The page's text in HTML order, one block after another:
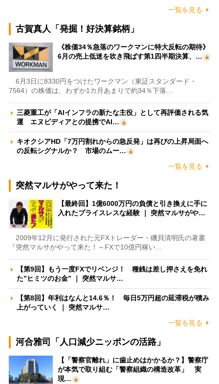
一覧を見る
古賀真人「発掘！好決算銘柄」
《株価34％急落のワークマンに特大反転の期待》
6月の売上低迷を吹き飛ばす第1四半期決算、…
6月3日に8330円をつけたワークマン（東証スタンダード・
7564）の株価は、わずか1カ月あまりで約34％下落…
三菱重工が「AIインフラの新たな主役」として再評価される気
運 エヌビディアとの提携でAI…
キオクシアHD「7万円割れからの急反発」は再びの上昇局面へ
の反転シグナルか？ 市場のムー…
一覧を見る
突然マルサがやって来た！
【最終回】1億6000万円の負債と引き換えに手に
入れたプライスレスな経験 ｜ 突然マルサがや…
2009年12月に発行された元FXトレーダー・磯貝清明氏の著書
『突然マルサがやって来た！～FXで10億円稼い…
【第9回】もう一度FXでリベンジ！ 種銭は差し押さえを免れ
た”ヒミツのお金” ｜ 突然マルサ…
【第8回】年利はなんと14.6％！ 毎日5万円超の延滞税が積み
上がっていく ｜ 突然マルサ…
一覧を見る
河合雅司「人口減少ニッポンの活路」
【「警察官離れ」に歯止めはかかるか？】警察庁
が本気で取り組む「警察組織の構造改革」 実
現…